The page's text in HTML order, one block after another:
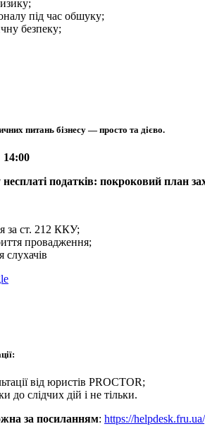
під час обшуку;
безпеку;
питань бізнесу — просто та дієво.
14:00
податків: покроковий план
за ст. 212 ККУ;
провадження;
слухачів
від юристів PROCTOR;
до слідчих дій і не тільки.
за посиланням: https://